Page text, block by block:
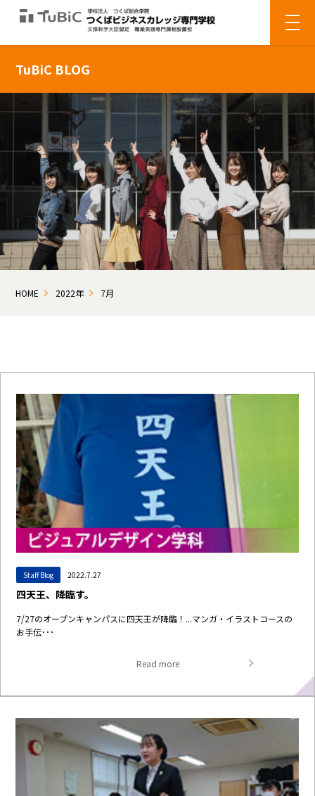
TuBiC BLOG
HOME 2022年 7月
Staff Blog 2022.7.27
四天王、降臨す。
7/27のオープンキャンパスに四天王が降臨！...マンガ・イラストコースの
お手伝･･･
Read more